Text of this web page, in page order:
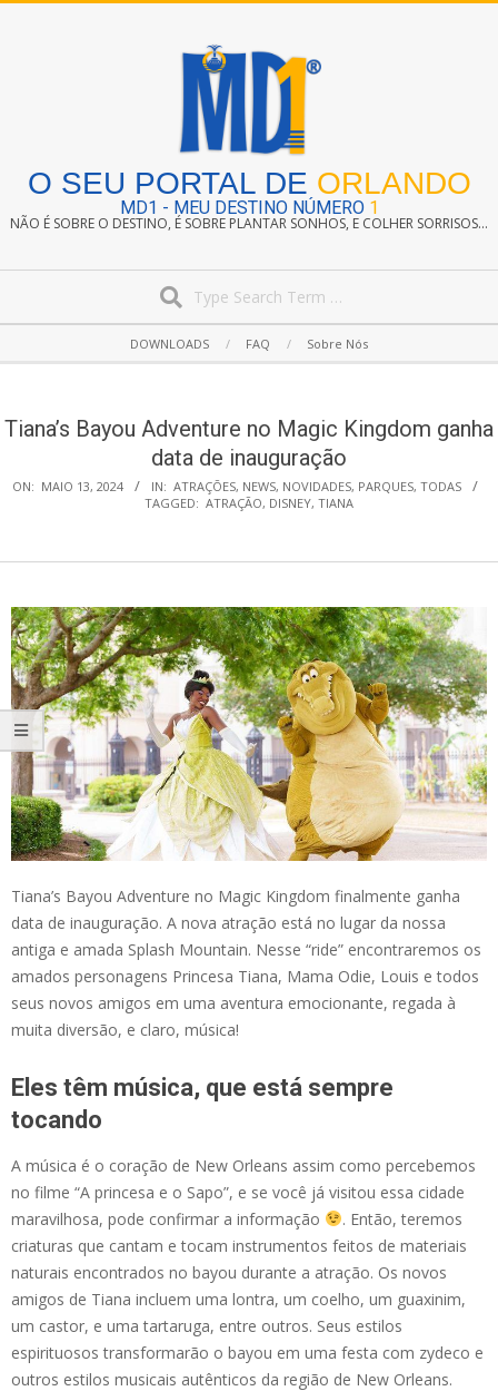
O SEU PORTAL DE ORLANDO
MD1 - MEU DESTINO NÚMERO 1
NÃO É SOBRE O DESTINO, É SOBRE PLANTAR SONHOS, E COLHER SORRISOS...
Navigation
DOWNLOADS FAQ Sobre Nós
Tiana’s Bayou Adventure no Magic Kingdom ganha
data de inauguração
ON: MAIO 13, 2024 IN: ATRAÇÕES, NEWS, NOVIDADES, PARQUES, TODAS
TAGGED: ATRAÇÃO, DISNEY, TIANA
Tiana’s Bayou Adventure no Magic Kingdom finalmente ganha
data de inauguração. A nova atração está no lugar da nossa
antiga e amada Splash Mountain. Nesse “ride” encontraremos os
amados personagens Princesa Tiana, Mama Odie, Louis e todos
seus novos amigos em uma aventura emocionante, regada à
muita diversão, e claro, música!
Eles têm música, que está sempre
tocando
A música é o coração de New Orleans assim como percebemos
no filme “A princesa e o Sapo”, e se você já visitou essa cidade
maravilhosa, pode confirmar a informação
. Então, teremos
criaturas que cantam e tocam instrumentos feitos de materiais
naturais encontrados no bayou durante a atração. Os novos
amigos de Tiana incluem uma lontra, um coelho, um guaxinim,
um castor, e uma tartaruga, entre outros. Seus estilos
espirituosos transformarão o bayou em uma festa com zydeco e
outros estilos musicais autênticos da região de New Orleans.